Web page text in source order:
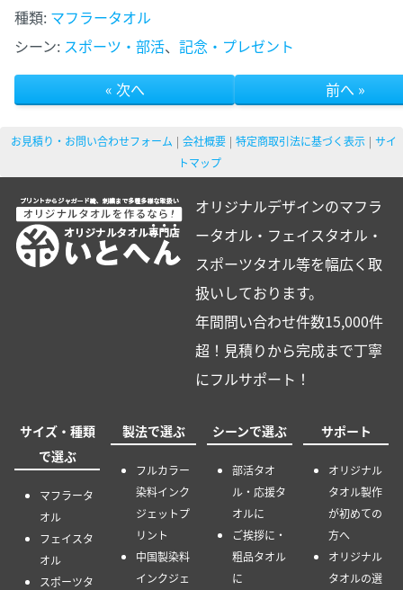
種類: マフラータオル
シーン: スポーツ・部活、 記念・プレゼント
« 次へ
前へ »
お見積り・お問い合わせフォーム 会社概要 特定商取引法に基づく表示
サイ
トマップ
オリジナルデザインのマフラ
ータオル・フェイスタオル・
スポーツタオル等を幅広く取
扱いしております。
年間問い合わせ件数15,000件
超！見積りから完成まで丁寧
にフルサポート！
サイズ・種類
で選ぶ
マフラータ
オル
フェイスタ
オル
スポーツタ
製法で選ぶ
フルカラー
染料インク
ジェットプ
リント
中国製染料
インクジェ
シーンで選ぶ
部活タオ
ル・応援タ
オルに
ご挨拶に・
粗品タオル
に
サポート
オリジナル
タオル製作
が初めての
方へ
オリジナル
タオルの選